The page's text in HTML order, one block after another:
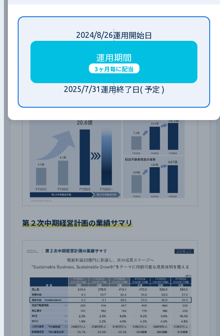
業績情報
第１次中期経営計画３ヵ年の状況
第２次中期経営計画の業績サマリ
2024/8/26運用開始日
運用期間
3ヶ月毎に配当
2025/7/31 運用終了日 ( 予定 )